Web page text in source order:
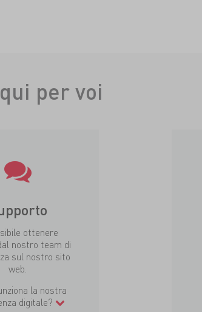
per voi
ottenere
nostro team di
sul nostro sito
web.
la nostra
digitale?